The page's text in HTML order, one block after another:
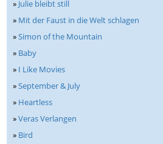
» Julie bleibt still
» Mit der Faust in die Welt schlagen
»Simon of the Mountain
» Baby
» I Like Movies
»September & July
» Heartless
»Veras Verlangen
» Bird